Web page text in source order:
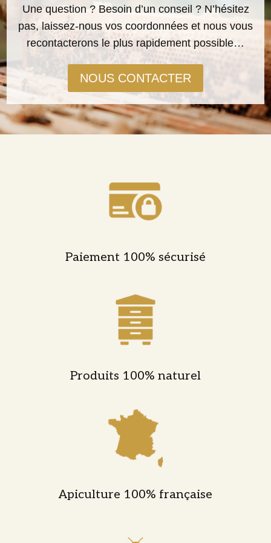
Une question ? Besoin d’un conseil ? N’hésitez
pas, laissez-nous vos coordonnées et nous vous
recontacterons le plus rapidement possible…
NOUS CONTACTER
Paiement 100% sécurisé
Produits 100% naturel
Apiculture 100% française